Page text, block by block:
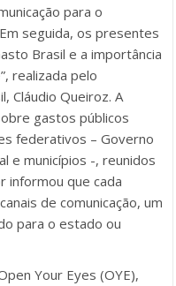
para o
seguida, os presentes
Brasil e a importância
realizada pelo
Cláudio Queiroz. A
gastos públicos
federativos – Governo
e municípios -, reunidos
informou que cada
de comunicação, um
para o estado ou
Your Eyes (OYE),